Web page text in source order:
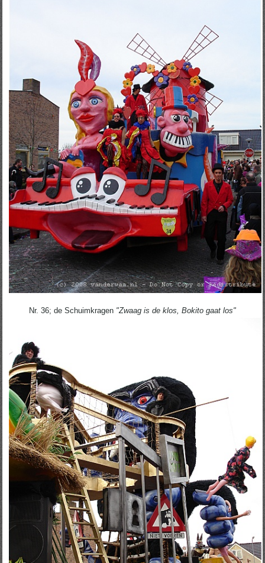
Nr. 36; de Schuimkragen "Zwaag is de klos, Bokito gaat los"